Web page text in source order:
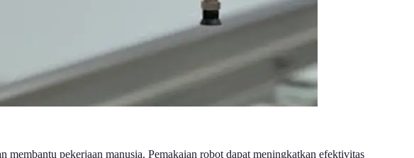
pekerjaan manusia. Pemakaian robot dapat meningkatkan efektivitas